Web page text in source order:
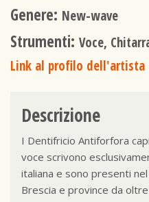
Genere: New-wave
Strumenti: Voce,
Link al profilo dell'artista
Descrizione
I Dentifricio Antiforfora
voce scrivono
italiana e sono presenti
Brescia e province da